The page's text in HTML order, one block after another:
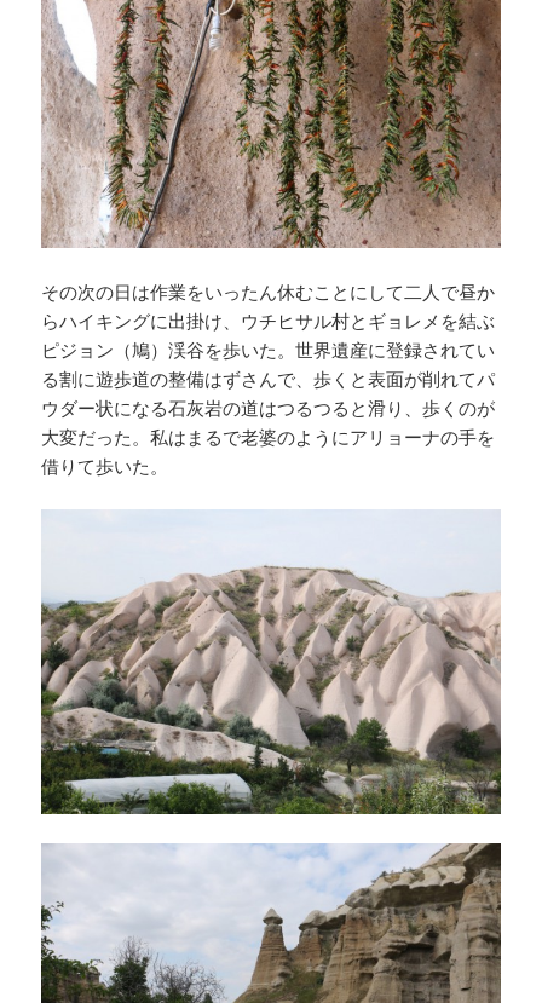
その次の日は作業をいったん休むことにして二人で昼か
らハイキングに出掛け、ウチヒサル村とギョレメを結ぶ
ピジョン（鳩）渓谷を歩いた。世界遺産に登録されてい
る割に遊歩道の整備はずさんで、歩くと表面が削れてパ
ウダー状になる石灰岩の道はつるつると滑り、歩くのが
大変だった。私はまるで老婆のようにアリョーナの手を
借りて歩いた。